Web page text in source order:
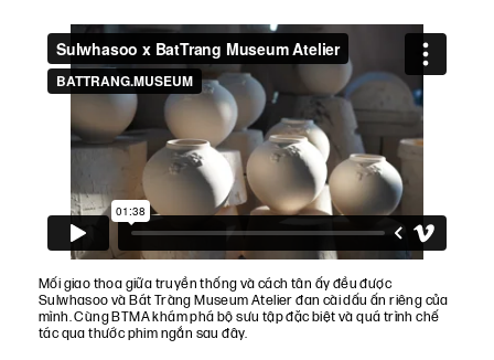
Mối giao thoa giữa truyền thống và cách tân ấy đều được
Sulwhasoo và Bát Tràng Museum Atelier đan cài dấu ấn riêng của
mình. Cùng BTMA khám phá bộ sưu tập đặc biệt và quá trình chế
tác qua thước phim ngắn sau đây.